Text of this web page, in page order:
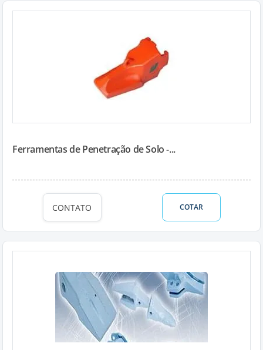
Ferramentas de Penetração de Solo -...
CONTATO COTAR